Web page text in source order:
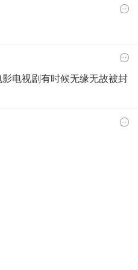
电视剧有时候无缘无故被封